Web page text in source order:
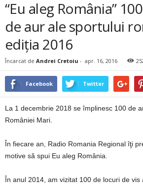
“Eu aleg România”
de aur ale sportului
ediţia 2016
Încarcat de Andrei Cretoiu - apr. 16, 2016
Facebook Twitter
La 1 decembrie 2018 se împlinesc 100 de
României Mari.
În fiecare an, Radio Romania Regional îţi
motive să spui Eu aleg România.
În anul 2014, am vizitat 100 de locuri de